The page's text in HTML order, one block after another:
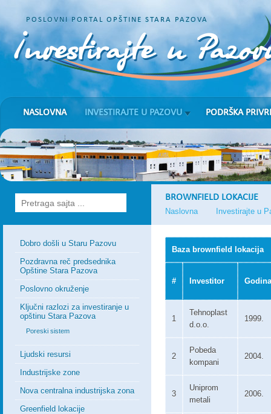
POSLOVNI PORTAL OPŠTINE STARA PAZOVA
NASLOVNA INVESTIRAJTE U PAZOVU PODRŠKA
Dobro došli u Staru Pazovu
Pozdravna reč predsednika
Opštine Stara Pazova
Poslovno okruženje
Ključni razlozi za investiranje u
opštinu Stara Pazova
Poreski sistem
Ljudski resursi
Industrijske zone
Nova centralna industrijska zona
Greenfield lokacije
BROWNFIELD LOKACIJE
Naslovna Investirajte u
Baza brownfield lokacija
# Investitor Godina
1
Tehnoplast
d.o.o.
1999.
2
Pobeda
kompani
2004.
3
Uniprom
metali
2006.